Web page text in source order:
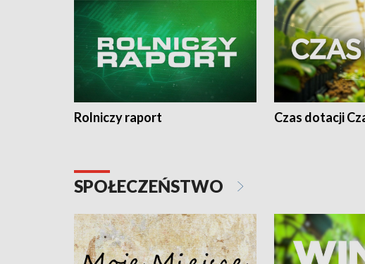
Rolniczy raport Czas dotacji
SPOŁECZEŃSTWO